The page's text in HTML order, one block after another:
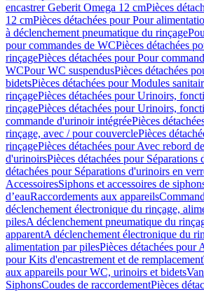
encastrer Geberit Omega 12 cmPièces
12 cmPièces détachées pour Pour
à déclenchement pneumatique du rinçage
pour commandes de WCPièces détachées
rinçagePièces détachées pour Pour
WCPour WC suspendusPièces détachées
bidetsPièces détachées pour Modules
rinçagePièces détachées pour Urinoirs,
rinçagePièces détachées pour Urinoirs,
commande d'urinoir intégréePièces
rinçage, avec / pour couverclePièces
rinçagePièces détachées pour Avec rebord
d'urinoirsPièces détachées pour Séparations
détachées pour Séparations d'urinoirs en
AccessoiresSiphons et accessoires de
d’eauRaccordements aux appareils
déclenchement électronique du rinçage,
pilesA déclenchement pneumatique du
apparentA déclenchement électronique du
alimentation par pilesPièces détachées pour
pour Kits d'encastrement et de remplacement
aux appareils pour WC, urinoirs et bidets
SiphonsCoudes de raccordementPièces